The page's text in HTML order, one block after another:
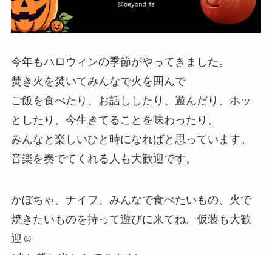
今年もハロウィンの季節がやってきました。
焚き火を焚いてみんなで火を囲んで
ご飯を食べたり、お話ししたり、遊んだり、ホッ
としたり、今生きてることを味わったり、
みんなと楽しいひと時になればと思っています。
音楽を奏でてくれる人も大歓迎です。
かぼちゃ、ナイフ、みんなで食べたいもの、火で
焼きたいものを持って遊びに来てね。仮装も大歓
迎☺️